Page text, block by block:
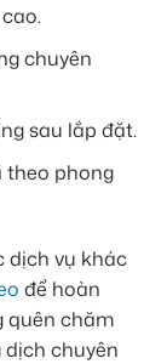
chuyên
sau lắp đặt.
theo phong
dịch vụ khác
để hoàn
quên chăm
chuyên